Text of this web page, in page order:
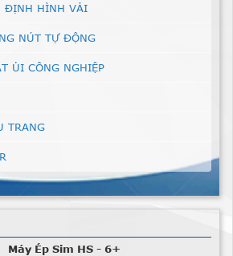
ĐỊNH HÌNH VẢI
NÚT TỰ ĐỘNG
ỦI CÔNG NGHIỆP
TRANG
Máy Ép Sim HS - 6+